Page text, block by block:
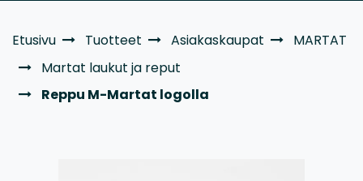
Etusivu Tuotteet Asiakaskaupat
MARTAT
Martat laukut ja reput
Reppu M-Martat logolla